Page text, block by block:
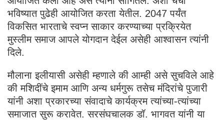
भविष्यात पुढेही आयोजित करता येतील. 2047 पर्यंत
विकसित भारताचे स्वप्न साकार करण्याच्या प्रक्रियेत
मुस्लीम समाज आपले योगदान देईल असेही आश्वासन त्यांनी
दिले.
मौलाना इलीयासी असेही म्हणाले की आम्ही असे सुचविले आहे
की मशिदींचे इमाम आणि अन्य धर्मगुरू तसेच मंदिरांचे पुजारी
यांनी अशा प्रकारच्या संवादाचे कार्यक्रम त्यांच्या-त्यांच्या
समाजात सुरू करावेत. सरसंघचालक डॉ. भागवत यांनी या